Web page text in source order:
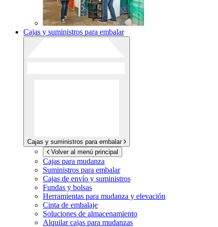
Cajas y suministros para embalar
Cajas y suministros para embalar
Volver al menú principal
Cajas para mudanza
Suministros para embalar
Cajas de envío y suministros
Fundas y bolsas
Herramientas para mudanza y elevación
Cinta de embalaje
Soluciones de almacenamiento
Alquilar cajas para mudanzas